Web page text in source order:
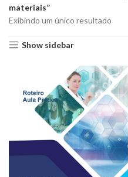
materiais”
Exibindo um único resultado
Show sidebar